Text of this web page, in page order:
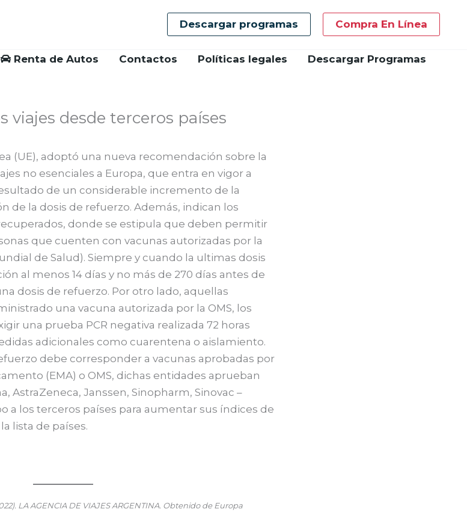
Descargar programas Compra En Línea
Renta de Autos Contactos Políticas legales Descargar Programas
viajes desde terceros países
(UE), adoptó una nueva recomendación sobre la
no esenciales a Europa, que entra en vigor a
de un considerable incremento de la
de la dosis de refuerzo. Además, indican los
donde se estipula que deben permitir
que cuenten con vacunas autorizadas por la
de Salud). Siempre y cuando la ultimas dosis
al menos 14 días y no más de 270 días antes de
dosis de refuerzo. Por otro lado, aquellas
una vacuna autorizada por la OMS, los
una prueba PCR negativa realizada 72 horas
adicionales como cuarentena o aislamiento.
debe corresponder a vacunas aprobadas por
(EMA) o OMS, dichas entidades aprueban
AstraZeneca, Janssen, Sinopharm, Sinovac –
a los terceros países para aumentar sus índices de
lista de países.
LA AGENCIA DE VIAJES ARGENTINA. Obtenido de Europa